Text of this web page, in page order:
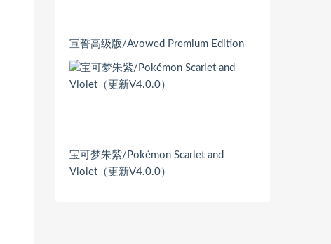
宣誓高级版/Avowed Premium Edition
宝可梦朱紫/Pokémon Scarlet and
Violet（更新V4.0.0）